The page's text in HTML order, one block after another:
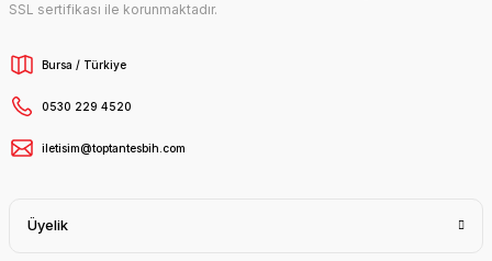
SSL sertifikası ile korunmaktadır.
Bursa / Türkiye
0530 229 4520
iletisim@toptantesbih.com
Üyelik